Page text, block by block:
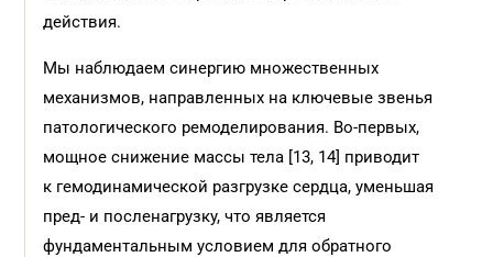
действия.
Мы наблюдаем синергию множественных
механизмов, направленных на ключевые звенья
патологического ремоделирования. Во-первых,
мощное снижение массы тела [13, 14] приводит
к гемодинамической разгрузке сердца, уменьшая
пред- и посленагрузку, что является
фундаментальным условием для обратного